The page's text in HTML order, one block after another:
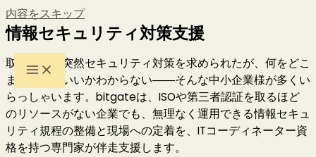
内容をスキップ
情報セキュリティ対策支援
取引先から突然セキュリティ対策を求められたが、何をどこ
までやればいいかわからない――そんな中小企業様が多くい
らっしゃいます。bitgateは、ISOや第三者認証を取るほど
のリソースがない企業でも、無理なく運用できる情報セキュ
リティ規程の整備と現場への定着を、ITコーディネーター資
格を持つ専門家が伴走支援します。